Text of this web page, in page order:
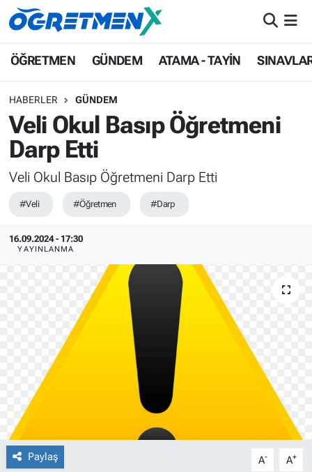
ÖĞRETMEN GÜNDEM ATAMA - TAYİN
HABERLER GÜNDEM
Veli Okul Basıp Öğretmeni
Darp Etti
Veli Okul Basıp Öğretmeni Darp Etti
#Veli #Öğretmen #Darp
16.09.2024 - 17:30
YAYINLANMA
Paylaş A- A+
ÖĞRETMEN
ATAMA - TAYİN
SINAVLAR
HAYATIN İÇİNDEN
İstanbul Nöbetçi Eczaneler
İstanbul Namaz Vakitleri
İstanbul Trafik Yoğunluk Haritası
Süper Lig Puan Durumu ve Fikstür
Son Dakika Haberleri
Haber Arşivi